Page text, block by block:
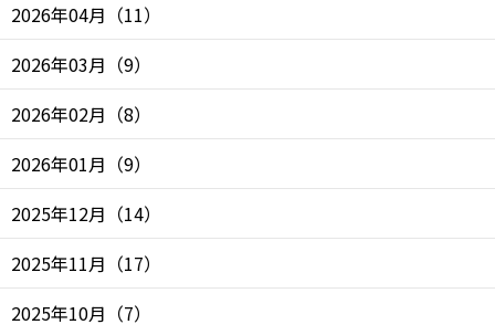
2026年04月 （11）
2026年03月 （9）
2026年02月 （8）
2026年01月 （9）
2025年12月 （14）
2025年11月 （17）
2025年10月 （7）